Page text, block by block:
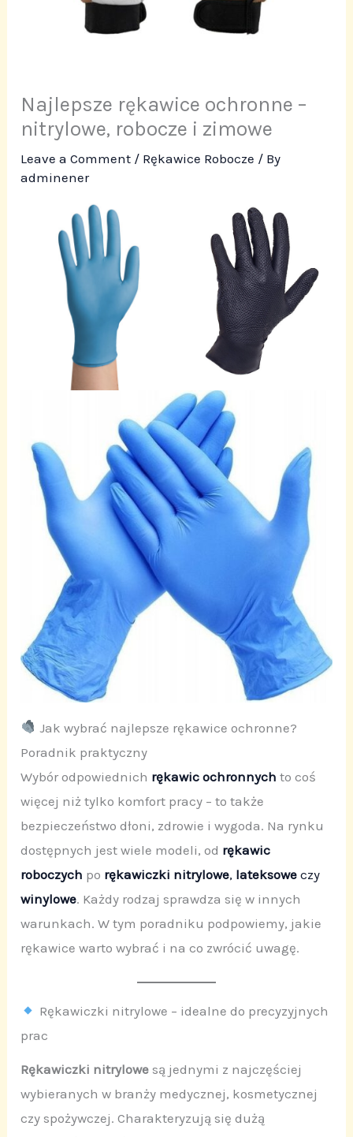
Najlepsze rękawice ochronne –
nitrylowe, robocze i zimowe
Leave a Comment / Rękawice Robocze / By
adminener
Jak wybrać najlepsze rękawice ochronne?
Poradnik praktyczny
Wybór odpowiednich rękawic ochronnych to coś
więcej niż tylko komfort pracy – to także
bezpieczeństwo dłoni, zdrowie i wygoda. Na rynku
dostępnych jest wiele modeli, od rękawic
roboczych po rękawiczki nitrylowe, lateksowe czy
winylowe. Każdy rodzaj sprawdza się w innych
warunkach. W tym poradniku podpowiemy, jakie
rękawice warto wybrać i na co zwrócić uwagę.
Rękawiczki nitrylowe – idealne do precyzyjnych
prac
Rękawiczki nitrylowe są jednymi z najczęściej
wybieranych w branży medycznej, kosmetycznej
czy spożywczej. Charakteryzują się dużą